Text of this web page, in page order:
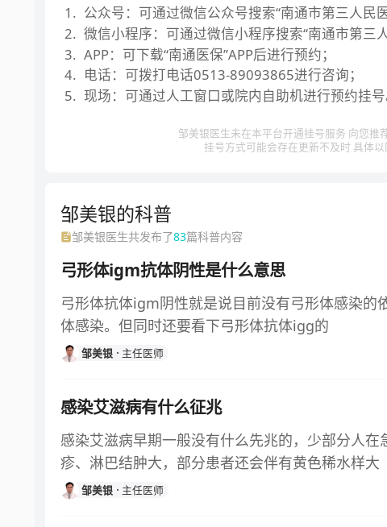
1 . 公众号：可通过微信公众号搜索“南通市第三人民
2. 微信小程序：可通过微信小程序搜索“南通市第三
3. APP：可下载“南通医保”APP后进行预约；
4. 电话：可拨打电话0513-89093865进行咨询；
5. 现场：可通过人工窗口或院内自助机进行预约挂号
邹美银医生未在本平台开通挂号服务 向您推
挂号方式可能会存在更新不及时 具体
邹美银的科普
邹美银医生共发布了83篇科普内容
弓形体igm抗体阴性是什么意思
弓形体抗体igm阴性就是说目前没有弓形体感染的
体感染。但同时还要看下弓形体抗体igg的
邹美银 主任医师
感染艾滋病有什么征兆
感染艾滋病早期一般没有什么先兆的，少部分人
疹、淋巴结肿大，部分患者还会伴有黄色稀水样大
邹美银 主任医师